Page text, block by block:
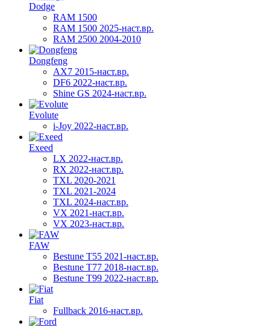
Dodge
RAM 1500
RAM 1500 2025-наст.вр.
RAM 2500 2004-2010
Dongfeng
AX7 2015-наст.вр.
DF6 2022-наст.вр.
Shine GS 2024-наст.вр.
Evolute
i-Joy 2022-наст.вр.
Exeed
LX 2022-наст.вр.
RX 2022-наст.вр.
TXL 2020-2021
TXL 2021-2024
TXL 2024-наст.вр.
VX 2021-наст.вр.
VX 2023-наст.вр.
FAW
Bestune T55 2021-наст.вр.
Bestune T77 2018-наст.вр.
Bestune T99 2022-наст.вр.
Fiat
Fullback 2016-наст.вр.